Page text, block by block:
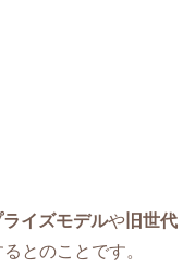
イズモデルや 旧世代
とのことです。